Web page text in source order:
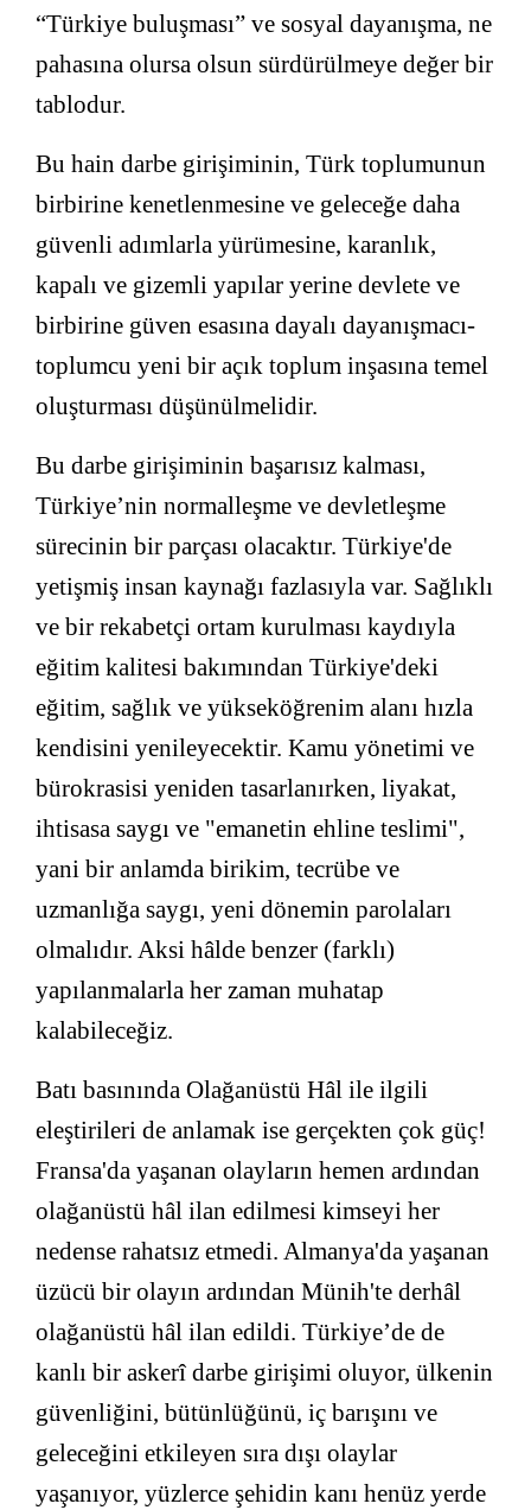
“Türkiye buluşması” ve sosyal dayanışma, ne
pahasına olursa olsun sürdürülmeye değer bir
tablodur.
Bu hain darbe girişiminin, Türk toplumunun
birbirine kenetlenmesine ve geleceğe daha
güvenli adımlarla yürümesine, karanlık,
kapalı ve gizemli yapılar yerine devlete ve
birbirine güven esasına dayalı dayanışmacı-
toplumcu yeni bir açık toplum inşasına temel
oluşturması düşünülmelidir.
Bu darbe girişiminin başarısız kalması,
Türkiye’nin normalleşme ve devletleşme
sürecinin bir parçası olacaktır. Türkiye'de
yetişmiş insan kaynağı fazlasıyla var. Sağlıklı
ve bir rekabetçi ortam kurulması kaydıyla
eğitim kalitesi bakımından Türkiye'deki
eğitim, sağlık ve yükseköğrenim alanı hızla
kendisini yenileyecektir. Kamu yönetimi ve
bürokrasisi yeniden tasarlanırken, liyakat,
ihtisasa saygı ve "emanetin ehline teslimi",
yani bir anlamda birikim, tecrübe ve
uzmanlığa saygı, yeni dönemin parolaları
olmalıdır. Aksi hâlde benzer (farklı)
yapılanmalarla her zaman muhatap
kalabileceğiz.
Batı basınında Olağanüstü Hâl ile ilgili
eleştirileri de anlamak ise gerçekten çok güç!
Fransa'da yaşanan olayların hemen ardından
olağanüstü hâl ilan edilmesi kimseyi her
nedense rahatsız etmedi. Almanya'da yaşanan
üzücü bir olayın ardından Münih'te derhâl
olağanüstü hâl ilan edildi. Türkiye’de de
kanlı bir askerî darbe girişimi oluyor, ülkenin
güvenliğini, bütünlüğünü, iç barışını ve
geleceğini etkileyen sıra dışı olaylar
yaşanıyor, yüzlerce şehidin kanı henüz yerde